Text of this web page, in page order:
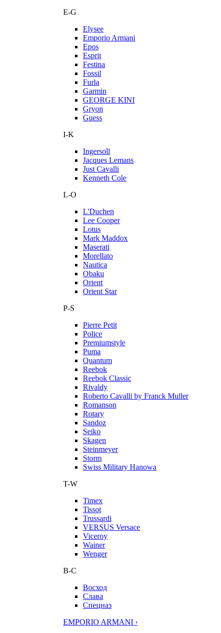
E-G
Elysee
Emporio Armani
Epos
Esprit
Festina
Fossil
Furla
Garmin
GEORGE KINI
Gryon
Guess
I-K
Ingersoll
Jacques Lemans
Just Cavalli
Kenneth Cole
L-O
L'Duchen
Lee Cooper
Lotus
Mark Maddox
Maserati
Morellato
Nautica
Obaku
Orient
Orient Star
P-S
Pierre Petit
Police
Premiumstyle
Puma
Quantum
Reebok
Reebok Classic
Rivaldy
Roberto Cavalli by Franck Muller
Romanson
Rotary
Sandoz
Seiko
Skagen
Steinmeyer
Storm
Swiss Military Hanowa
T-W
Timex
Tissot
Trussardi
VERSUS Versace
Viceroy
Wainer
Wenger
В-С
Восход
Слава
Спецназ
EMPORIO ARMANI ›